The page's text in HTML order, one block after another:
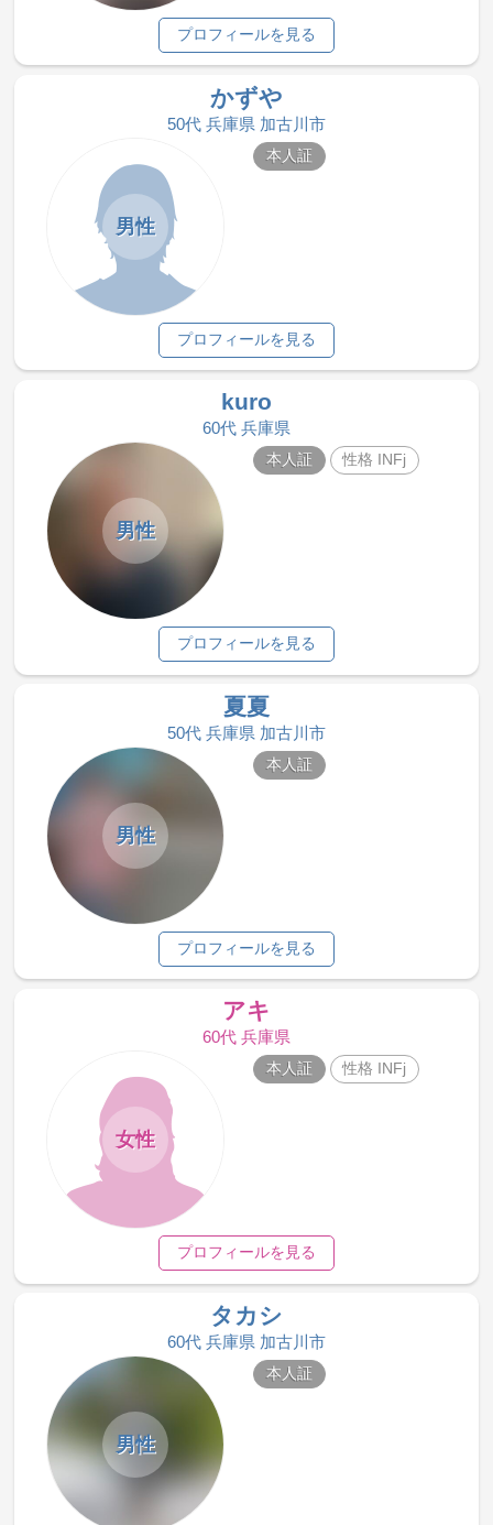
プロフィールを見る
かずや
50代 兵庫県 加古川市
男性
本人証
プロフィールを見る
kuro
60代 兵庫県
男性
本人証 性格 INFj
プロフィールを見る
夏夏
50代 兵庫県 加古川市
男性
本人証
プロフィールを見る
アキ
60代 兵庫県
女性
本人証 性格 INFj
プロフィールを見る
タカシ
60代 兵庫県 加古川市
男性
本人証